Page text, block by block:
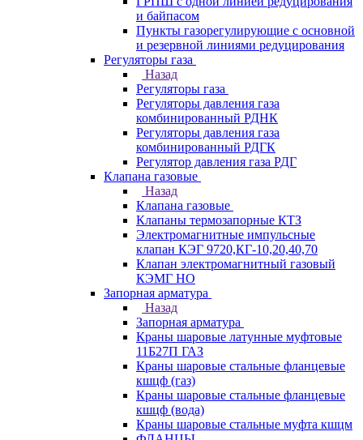
и байпасом
Пункты газорегулирующие с основной
и резервной линиями редуцирования
Регуляторы газа
Назад
Регуляторы газа
Регуляторы давления газа
комбинированный РДНК
Регуляторы давления газа
комбинированный РДГК
Регулятор давления газа РДГ
Клапана газовые
Назад
Клапана газовые
Клапаны термозапорные КТЗ
Электромагнитные импульсные
клапан КЭГ 9720,КГ-10,20,40,70
Клапан электромагнитный газовый
КЭМГ НО
Запорная арматура
Назад
Запорная арматура
Краны шаровые латунные муфтовые
11Б27П ГАЗ
Краны шаровые стальные фланцевые
кшцф (газ)
Краны шаровые стальные фланцевые
кшцф (вода)
Краны шаровые стальные муфта кшцм